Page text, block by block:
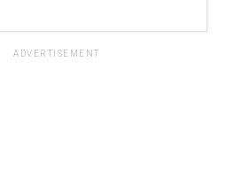
ADVERTISEMENT